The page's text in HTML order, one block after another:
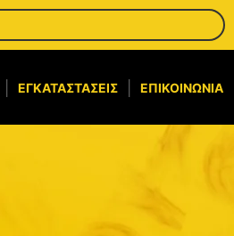
ΕΓΚΑΤΑΣΤΆΣΕΙΣ ΕΠΙΚΟΙΝΩΝΊΑ